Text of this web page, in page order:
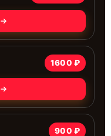
1600 ₽
900 ₽